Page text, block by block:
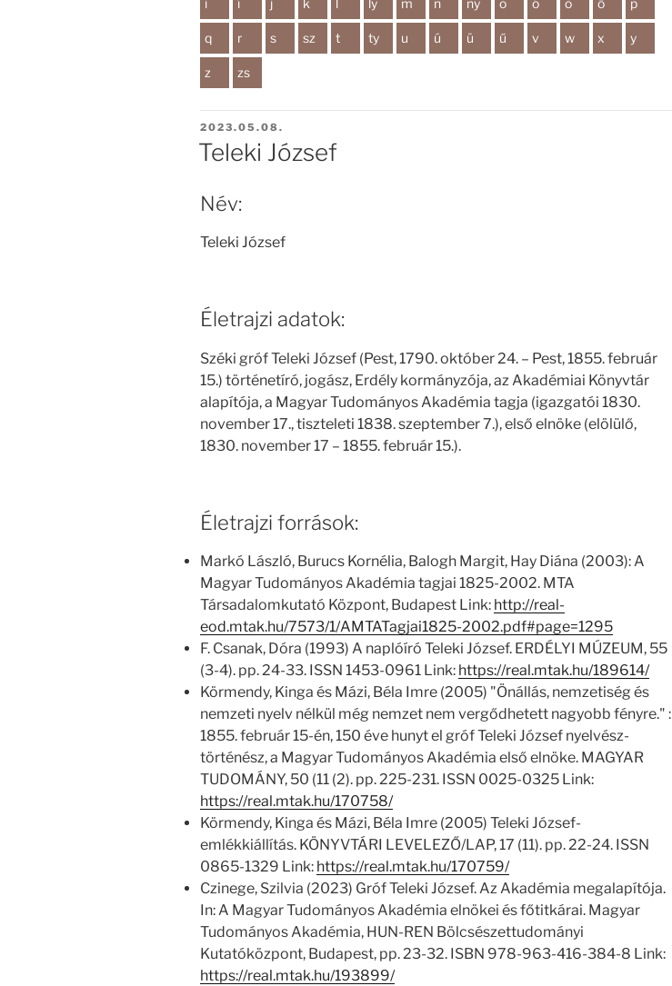
q r s sz t ty u ú ü ű v w x y
z zs
BEKÜLDVE:
2023.05.08.
Teleki József
Név:
Teleki József
Életrajzi adatok:
Széki gróf Teleki József (Pest, 1790. október 24. – Pest, 1855. február
15.) történetíró, jogász, Erdély kormányzója, az Akadémiai Könyvtár
alapítója, a Magyar Tudományos Akadémia tagja (igazgatói 1830.
november 17., tiszteleti 1838. szeptember 7.), első elnöke (elölülő,
1830. november 17 – 1855. február 15.).
Életrajzi források:
Markó László, Burucs Kornélia, Balogh Margit, Hay Diána (2003): A
Magyar Tudományos Akadémia tagjai 1825-2002. MTA
Társadalomkutató Központ, Budapest Link: http://real-
eod.mtak.hu/7573/1/AMTATagjai1825-2002.pdf#page=1295
F. Csanak, Dóra (1993) A naplóíró Teleki József. ERDÉLYI MÚZEUM, 55
(3-4). pp. 24-33. ISSN 1453-0961 Link: https://real.mtak.hu/189614/
Körmendy, Kinga és Mázi, Béla Imre (2005) "Önállás, nemzetiség és
nemzeti nyelv nélkül még nemzet nem vergődhetett nagyobb fényre." :
1855. február 15-én, 150 éve hunyt el gróf Teleki József nyelvész-
történész, a Magyar Tudományos Akadémia első elnöke. MAGYAR
TUDOMÁNY, 50 (11 (2). pp. 225-231. ISSN 0025-0325 Link:
https://real.mtak.hu/170758/
Körmendy, Kinga és Mázi, Béla Imre (2005) Teleki József-
emlékkiállítás. KÖNYVTÁRI LEVELEZŐ/LAP, 17 (11). pp. 22-24. ISSN
0865-1329 Link: https://real.mtak.hu/170759/
Czinege, Szilvia (2023) Gróf Teleki József. Az Akadémia megalapítója.
In: A Magyar Tudományos Akadémia elnökei és főtitkárai. Magyar
Tudományos Akadémia, HUN-REN Bölcsészettudományi
Kutatóközpont, Budapest, pp. 23-32. ISBN 978-963-416-384-8 Link:
https://real.mtak.hu/193899/